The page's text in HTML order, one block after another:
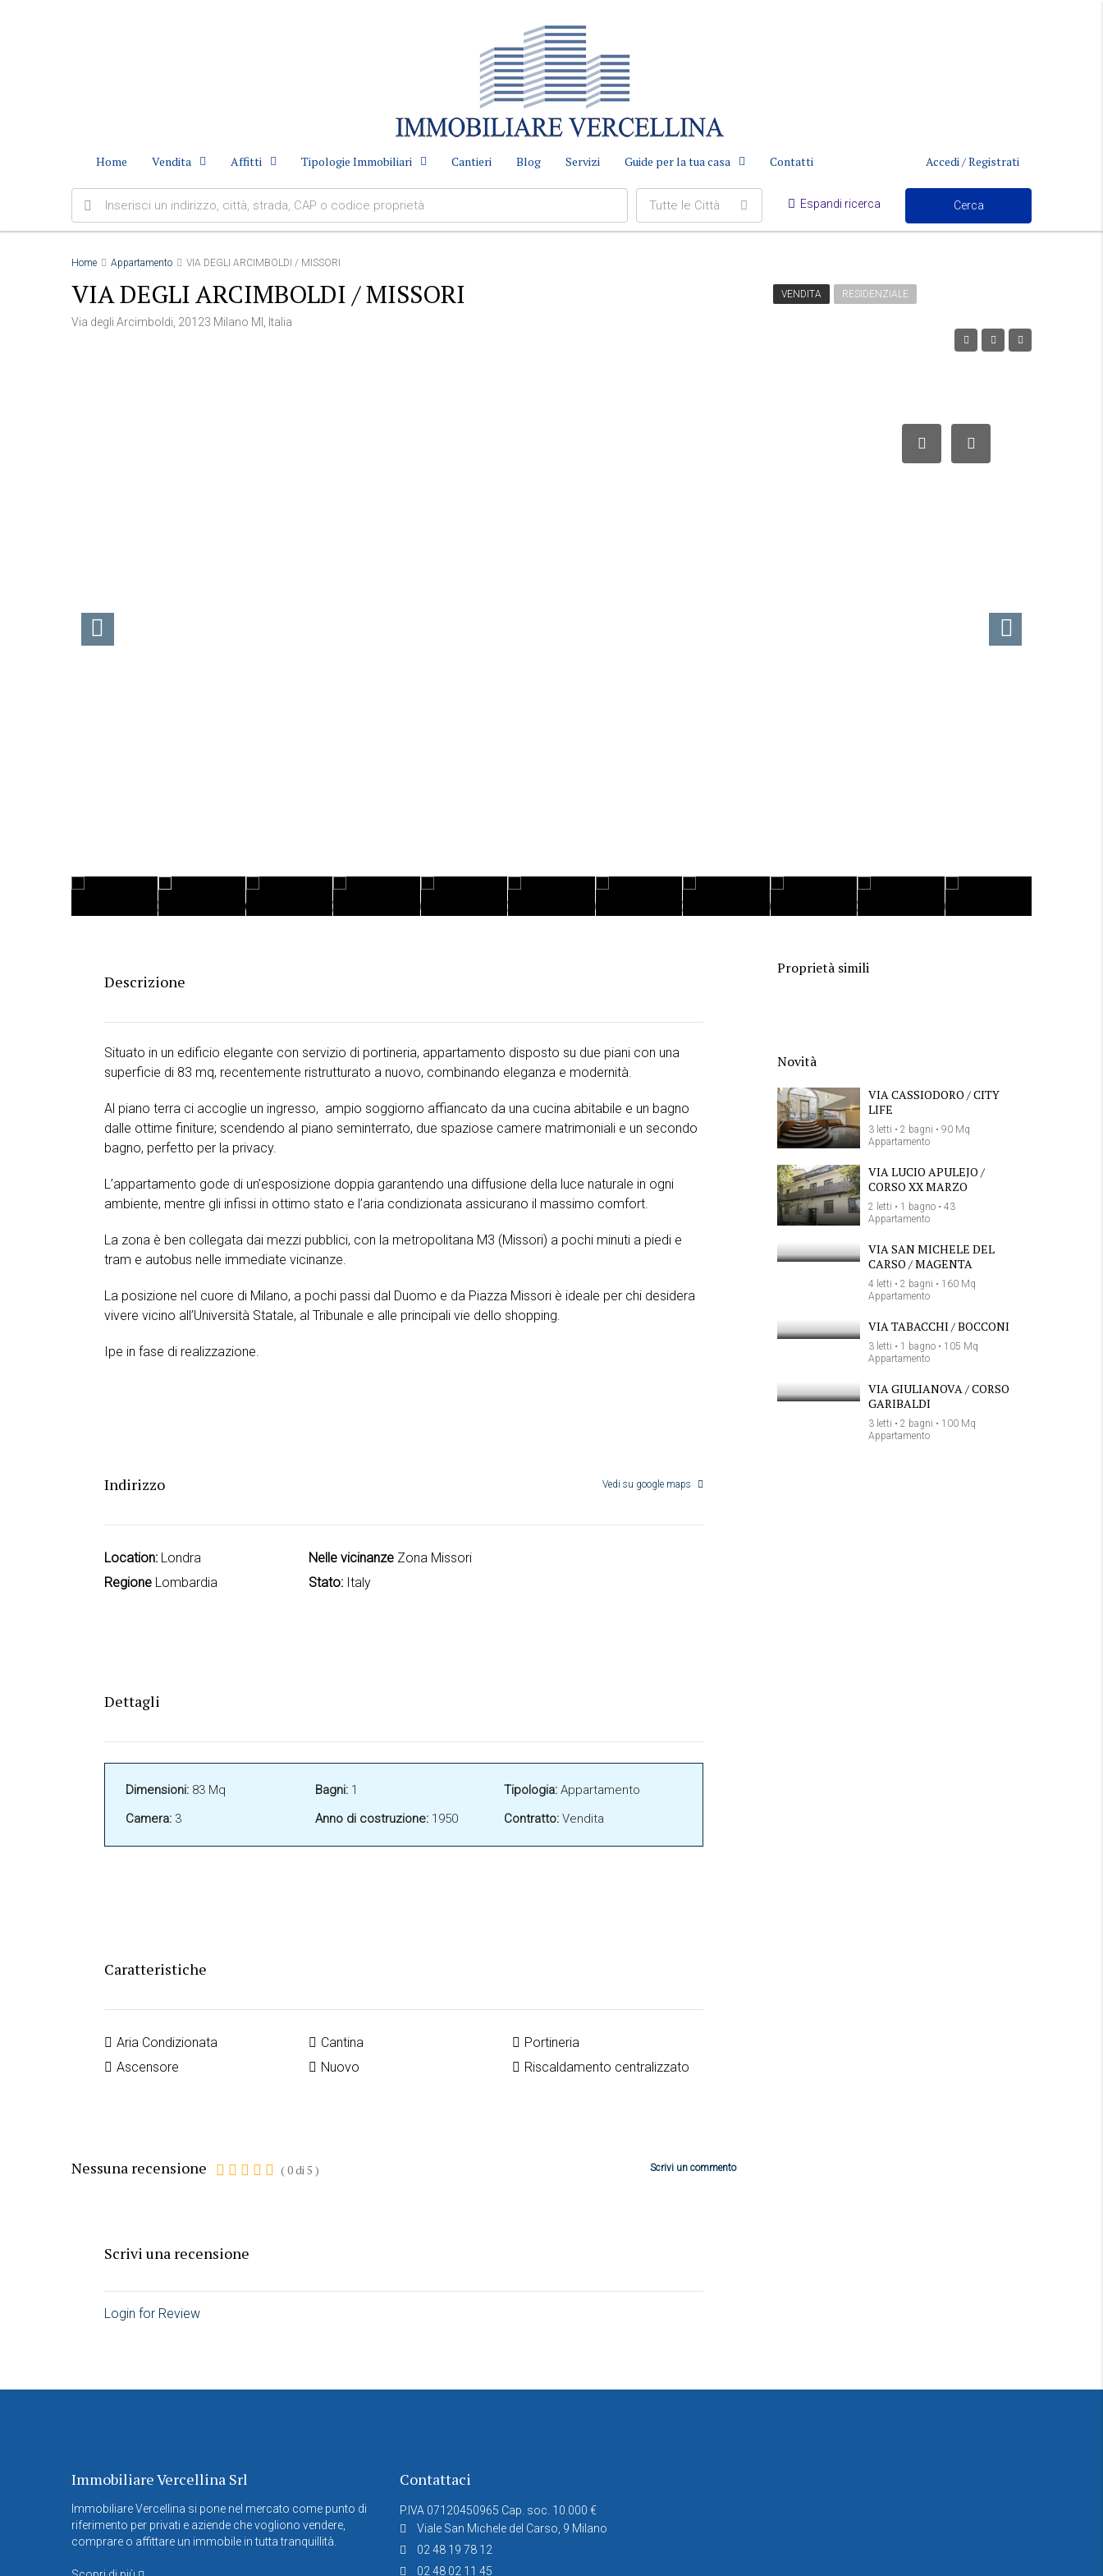
Home Vendita Affitti Tipologie Immobiliari Cantieri Blog Servizi Guide per la tua casa Contatti Accedi / Registrati
Tutte le Città Espandi ricerca Cerca
Home Appartamento VIA DEGLI ARCIMBOLDI / MISSORI
VIA DEGLI ARCIMBOLDI / MISSORI VENDITA RESIDENZIALE
Via degli Arcimboldi, 20123 Milano MI, Italia
Descrizione
Situato in un edificio elegante con servizio di portineria, appartamento disposto su due piani con una
superficie di 83 mq, recentemente ristrutturato a nuovo, combinando eleganza e modernità.
Al piano terra ci accoglie un ingresso, ampio soggiorno affiancato da una cucina abitabile e un bagno
dalle ottime finiture; scendendo al piano seminterrato, due spaziose camere matrimoniali e un secondo
bagno, perfetto per la privacy.
L’appartamento gode di un’esposizione doppia garantendo una diffusione della luce naturale in ogni
ambiente, mentre gli infissi in ottimo stato e l’aria condizionata assicurano il massimo comfort.
La zona è ben collegata dai mezzi pubblici, con la metropolitana M3 (Missori) a pochi minuti a piedi e
tram e autobus nelle immediate vicinanze.
La posizione nel cuore di Milano, a pochi passi dal Duomo e da Piazza Missori è ideale per chi desidera
vivere vicino all’Università Statale, al Tribunale e alle principali vie dello shopping.
Ipe in fase di realizzazione.
Indirizzo Vedi su google maps
Location: Londra
Regione Lombardia
Nelle vicinanzeZona Missori
Stato:Italy
Dettagli
Dimensioni: 83 Mq
Camera: 3
Bagni:1
Anno di costruzione:1950
Tipologia: Appartamento
Contratto: Vendita
Caratteristiche
Aria Condizionata
Ascensore
Cantina
Nuovo
Portineria
Riscaldamento centralizzato
Nessuna recensione (0di 5 ) Scrivi un commento
Scrivi una recensione
Login for Review
Proprietà simili
Novità
VIA CASSIODORO / CITY
LIFE
3 letti • 2 bagni • 90 Mq
Appartamento
VIA LUCIO APULEJO /
CORSO XX MARZO
2 letti • 1 bagno • 43
Appartamento
VIA SAN MICHELE DEL
CARSO / MAGENTA
4 letti • 2 bagni • 160 Mq
Appartamento
VIA TABACCHI / BOCCONI
3 letti • 1 bagno • 105 Mq
Appartamento
VIA GIULIANOVA / CORSO
GARIBALDI
3 letti • 2 bagni • 100 Mq
Appartamento
Immobiliare Vercellina Srl
Immobiliare Vercellina si pone nel mercato come punto di
riferimento per privati e aziende che vogliono vendere,
comprare o affittare un immobile in tutta tranquillità.
Contattaci
P.IVA 07120450965 Cap. soc. 10.000 €
Viale San Michele del Carso, 9 Milano
02 48 19 78 12
02 48 02 11 45